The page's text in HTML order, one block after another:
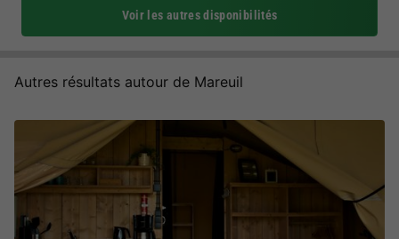
Voir les autres disponibilités
Autres résultats autour de Mareuil